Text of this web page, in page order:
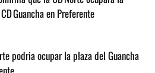
Guancha en Preferente
podria ocupar la plaza del Guancha